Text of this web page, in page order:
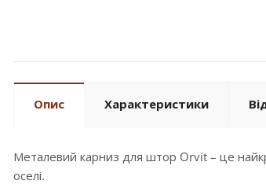
Опис Характеристики
Металевий карниз для штор Orvit – це
оселі.